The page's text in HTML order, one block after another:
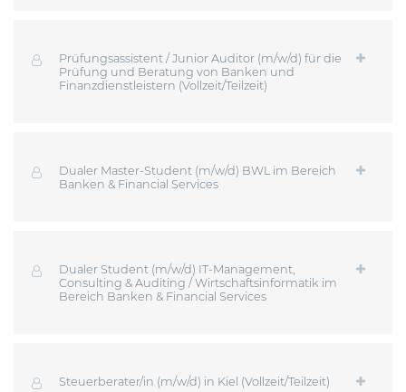
Prüfungsassistent / Junior Auditor (m/w/d) für die
Prüfung und Beratung von Banken und
Finanzdienstleistern (Vollzeit/Teilzeit)
Dualer Master-Student (m/w/d) BWL im Bereich
Banken & Financial Services
Dualer Student (m/w/d) IT-Management,
Consulting & Auditing / Wirtschaftsinformatik im
Bereich Banken & Financial Services
Steuerberater/in (m/w/d) in Kiel (Vollzeit/Teilzeit)